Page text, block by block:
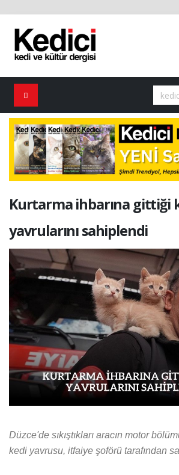
Kurtarma ihbarına gittiği
yavrularını sahiplendi
Düzce'de sıkıştıkları aracın motor
kedi yavrusu, itfaiye şoförü tarafından